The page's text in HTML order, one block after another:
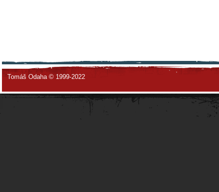
Tomáš Odaha © 1999-2022